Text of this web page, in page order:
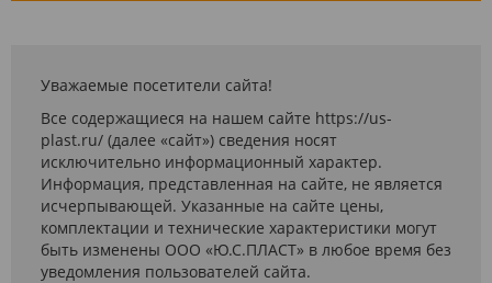
Уважаемые посетители сайта!
Все содержащиеся на нашем сайте https://us-
plast.ru/ (далее «сайт») сведения носят
исключительно информационный характер.
Информация, представленная на сайте, не является
исчерпывающей. Указанные на сайте цены,
комплектации и технические характеристики могут
быть изменены ООО «Ю.С.ПЛАСТ» в любое время без
уведомления пользователей сайта.